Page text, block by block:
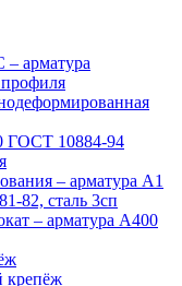
арматура
ГОСТ 10884-94
– арматура А1
82, сталь 3сп
– арматура А400
крепёж